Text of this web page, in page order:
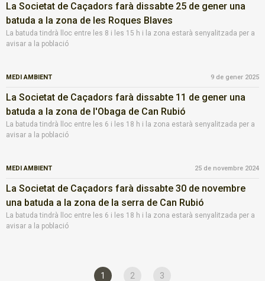
La Societat de Caçadors farà dissabte 25 de gener una
batuda a la zona de les Roques Blaves
La batuda tindrà lloc entre les 8 i les 15 h i la zona estarà senyalitzada per a
avisar a la població
MEDI AMBIENT 9 de gener 2025
La Societat de Caçadors farà dissabte 11 de gener una
batuda a la zona de l'Obaga de Can Rubió
La batuda tindrà lloc entre les 6 i les 18 h i la zona estarà senyalitzada per a
avisar a la població
MEDI AMBIENT 25 de novembre 2024
La Societat de Caçadors farà dissabte 30 de novembre
una batuda a la zona de la serra de Can Rubió
La batuda tindrà lloc entre les 6 i les 18 h i la zona estarà senyalitzada per a
avisar a la població
1 2 3